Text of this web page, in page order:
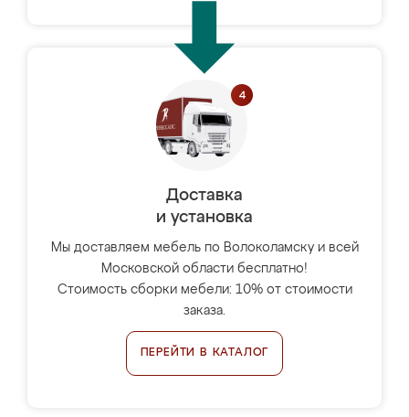
Доставка
и установка
Мы доставляем мебель по Волоколамску и всей
Московской области бесплатно!
Стоимость сборки мебели: 10% от стоимости
заказа.
ПЕРЕЙТИ В КАТАЛОГ